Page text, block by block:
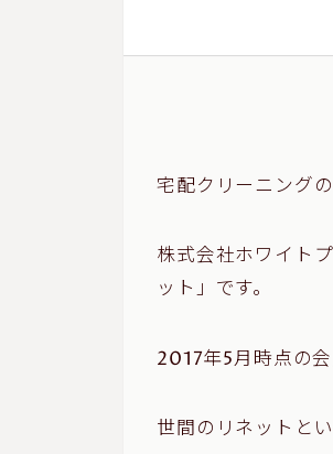
宅配クリーニング
株式会社ホワイト
ット」です。
2017年5月時点の
世間のリネットと